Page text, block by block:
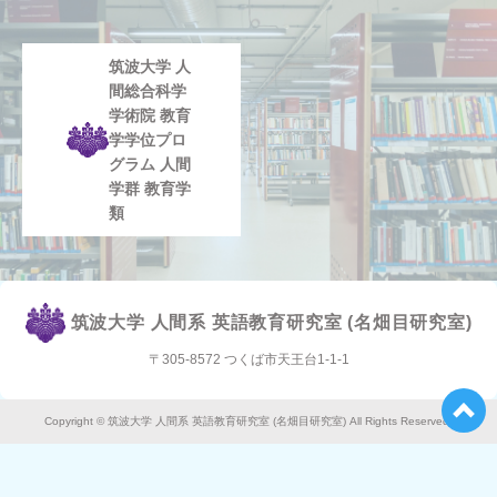
筑波大学 人間系 英語教育研究室 (名畑目研究室)
〒305-8572 つくば市天王台1-1-1
筑波大学 人
間総合科学
学術院 教育
学学位プロ
グラム 人間
学群 教育学
類
Copyright © 筑波大学 人間系 英語教育研究室 (名畑目研究室) All Rights Reserved.